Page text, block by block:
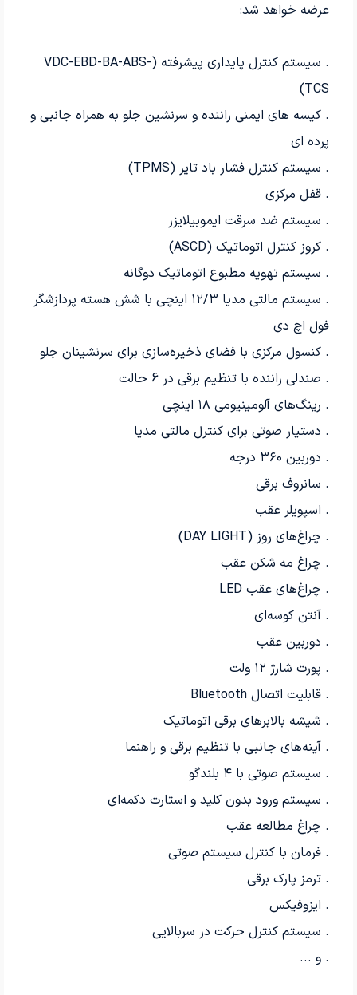
عرضه خواهد شد:
. سیستم کنترل پایداری پیشرفته (VDC-EBD-BA-ABS-
TCS
)
. کیسه های ایمنی راننده و سرنشین جلو به همراه جانبی و
پرده ای
. سیستم کنترل فشار باد تایر (TPMS
)
. قفل مرکزی
. سیستم ضد سرقت ایموبیلایزر
. کروز کنترل اتوماتیک (ASCD)
. سیستم تهویه مطبوع اتوماتیک دوگانه
. سیستم مالتی مدیا ۱۲/۳ اینچی با شش هسته پردازشگر
فول اچ دی
. کنسول مرکزی با فضای ذخیره‌سازی برای سرنشینان جلو
. صندلی راننده با تنظیم برقی در 6 حالت
. رینگ‌های آلومینیومی ۱۸ اینچی
. دستیار صوتی برای کنترل مالتی مدیا
. دوربین ۳۶۰ درجه
. سانروف برقی
. اسپویلر عقب
. چراغ‌های روز (DAY LIGHT)
. چراغ مه شکن عقب
. چراغ‌های عقب LED
. آنتن کوسه‌ای
. دوربین عقب
. پورت شارژ ۱۲ ولت
. قابلیت اتصال Bluetooth
. شیشه بالابرهای برقی اتوماتیک
. آینه‌های جانبی با تنظیم برقی و راهنما
. سیستم صوتی با ۴ بلندگو
. سیستم ورود بدون کلید و استارت دکمه‌ای
. چراغ مطالعه عقب
. فرمان با کنترل سیستم صوتی
. ترمز پارک برقی
. ایزوفیکس
. سیستم کنترل حرکت در سربالایی
. و ...